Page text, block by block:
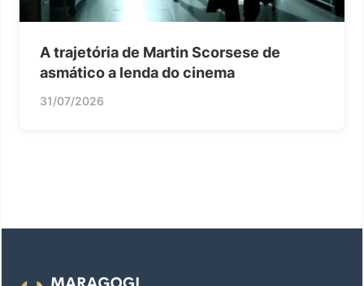
A trajetória de Martin Scorsese de
asmático a lenda do cinema
31/07/2026